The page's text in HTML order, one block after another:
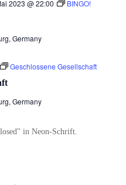
2023 @ 22:00 BINGO!
Germany
Geschlossene Gesellschaft
Germany